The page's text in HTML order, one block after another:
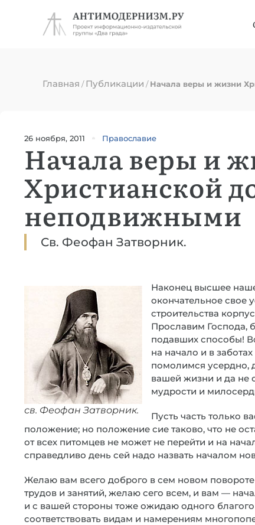
Главная /Публикации /Начала веры и жизни
26 ноября, 2011 Православие
Начала веры и
Христианской
неподвижными
Св. Феофан Затворник.
св. Феофан Затворник.
Наконец высшее
окончательное свое
строительства
Прославим Господа,
подавших способы!
на начало и в
помолимся усердно,
вашей жизни и да не
мудрости и
Пусть часть только
положение; но положение сие таково, что не
от всех питомцев не может не перейти и на
справедливо день сей надо назвать началом
Желаю вам всего доброго в сем новом
трудов и занятий, желаю сего всем, и вам —
и с вашей стороны тоже ожидаю одного
соответствовать видам и намерениям